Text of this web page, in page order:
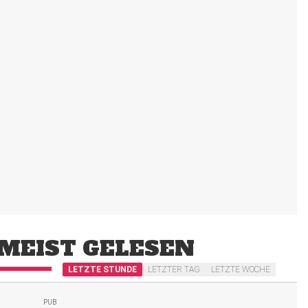
GELESEN
LETZTE STUNDE LETZTER TAG LETZTE WOCHE